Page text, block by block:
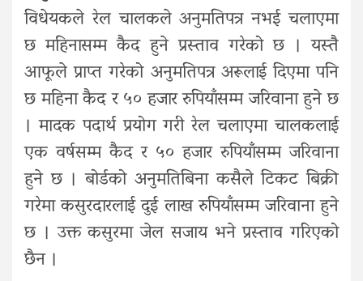
विधेयकले रेल चालकले अनुमतिपत्र नभई चलाएमा
छ महिनासम्म कैद हुने प्रस्ताव गरेको छ । यस्तै
आफूले प्राप्त गरेको अनुमतिपत्र अरूलाई दिएमा पनि
छ महिना कैद र ५० हजार रुपियाँसम्म जरिवाना हुने छ
। मादक पदार्थ प्रयोग गरी रेल चलाएमा चालकलाई
एक वर्षसम्म कैद र ५० हजार रुपियाँसम्म जरिवाना
हुने छ । बोर्डको अनुमतिबिना कसैले टिकट बिक्री
गरेमा कसुरदारलाई दुई लाख रुपियाँसम्म जरिवाना हुने
छ । उक्त कसुरमा जेल सजाय भने प्रस्ताव गरिएको
छैन ।